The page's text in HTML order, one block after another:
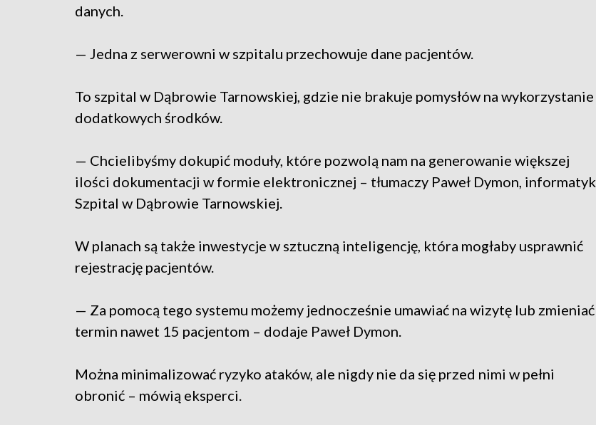
danych.
— Jedna z serwerowni w szpitalu przechowuje dane pacjentów.
To szpital w Dąbrowie Tarnowskiej, gdzie nie brakuje pomysłów na wykorzystanie
dodatkowych środków.
— Chcielibyśmy dokupić moduły, które pozwolą nam na generowanie większej
ilości dokumentacji w formie elektronicznej – tłumaczy Paweł Dymon, informatyk,
Szpital w Dąbrowie Tarnowskiej.
W planach są także inwestycje w sztuczną inteligencję, która mogłaby usprawnić
rejestrację pacjentów.
— Za pomocą tego systemu możemy jednocześnie umawiać na wizytę lub zmieniać
termin nawet 15 pacjentom – dodaje Paweł Dymon.
Można minimalizować ryzyko ataków, ale nigdy nie da się przed nimi w pełni
obronić – mówią eksperci.